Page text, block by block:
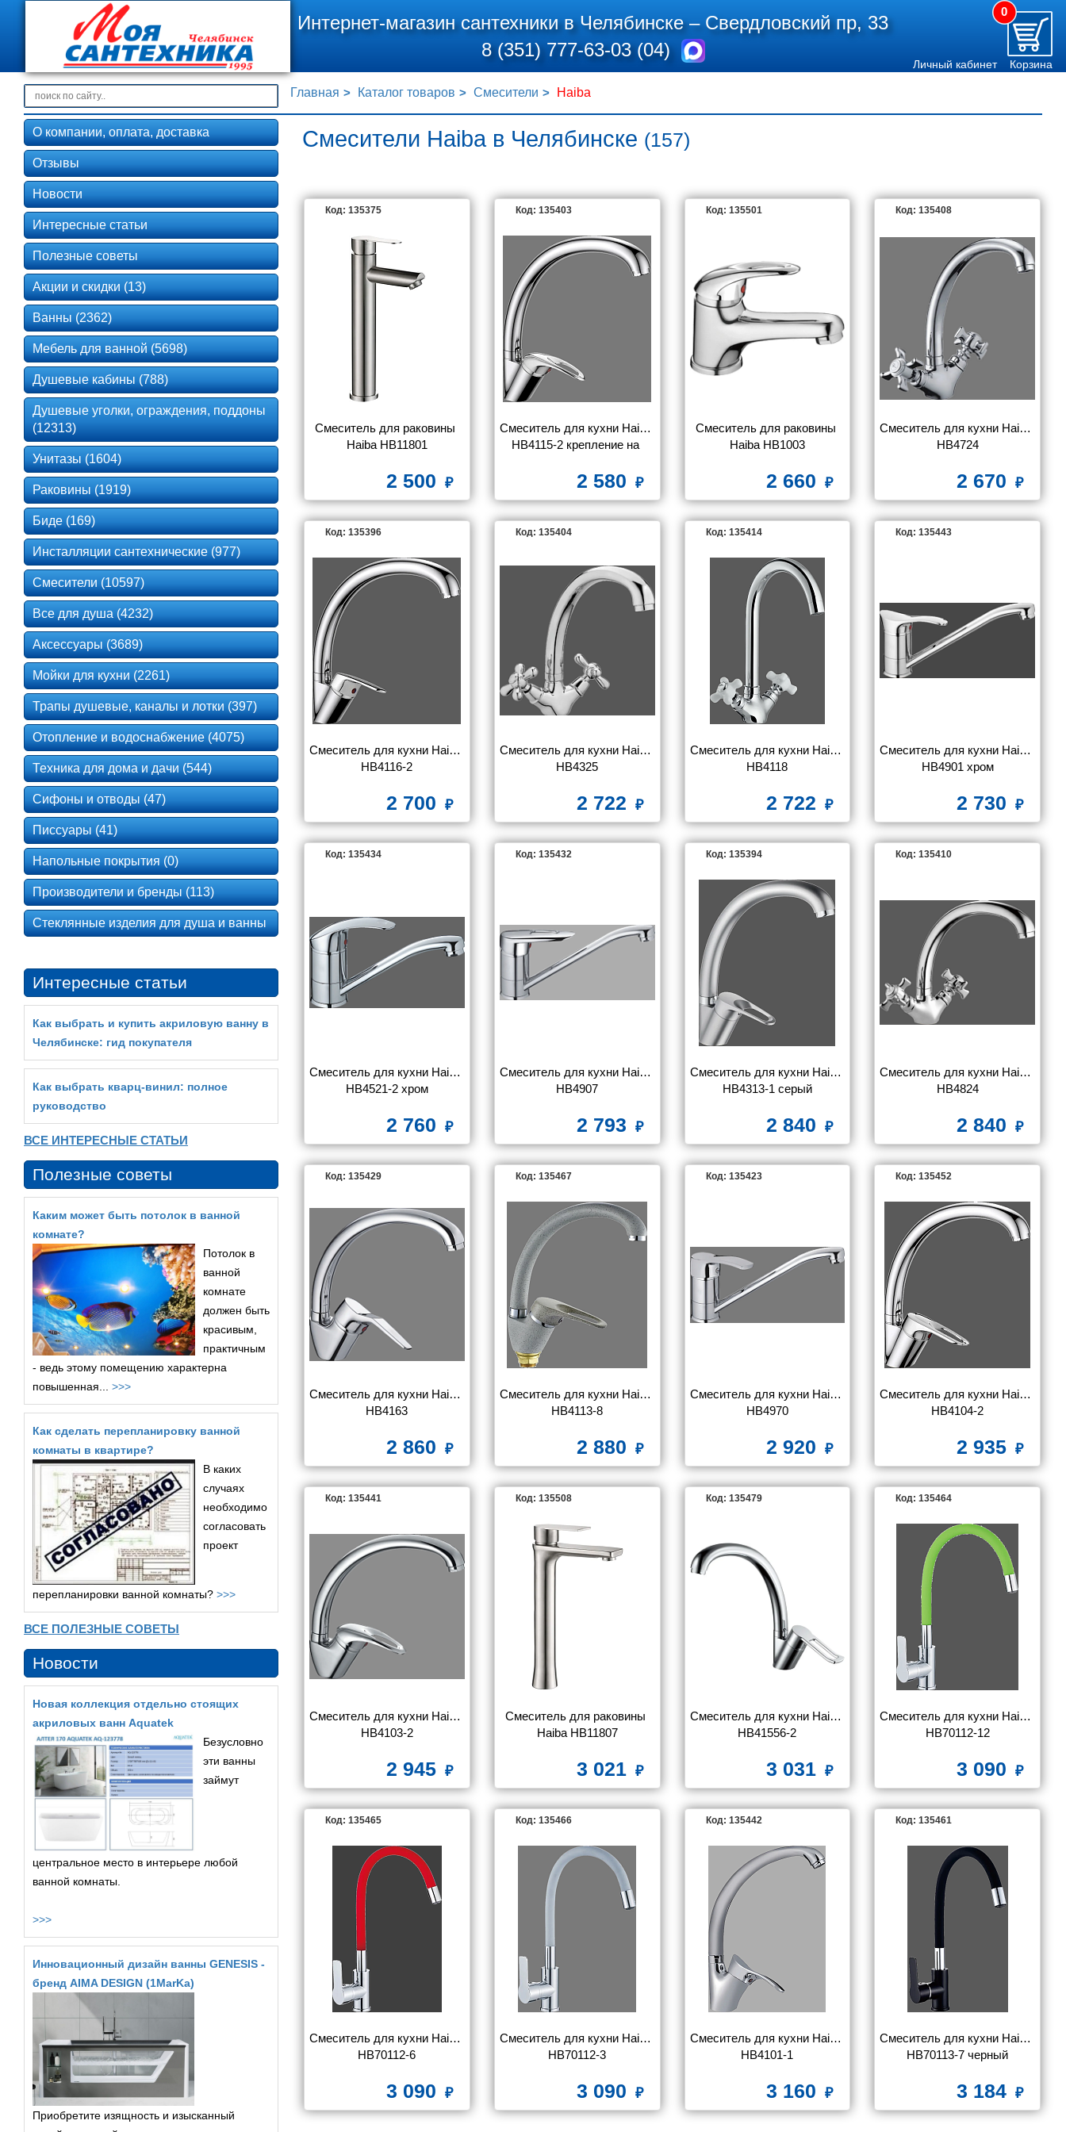
Интернет-магазин сантехники в Челябинске –Свердловский пр, 33
8 (351) 777-63-03 (04)
0
Личный кабинет Корзина
Главная Каталог товаров Смесители Haiba
Смесители Haiba в Челябинске (157)
Код: 135375
Смеситель для раковины
Haiba HB11801
2 500
Код: 135403
Смеситель для кухни Haiba
HB4115-2 крепление на
2 580
Код: 135501
Смеситель для раковины
Haiba HB1003
2 660
Код: 135408
Смеситель для кухни Haiba
HB4724
2 670
Код: 135396
Смеситель для кухни Haiba
HB4116-2
2 700
Код: 135404
Смеситель для кухни Haiba
HB4325
2 722
Код: 135414
Смеситель для кухни Haiba
HB4118
2 722
Код: 135443
Смеситель для кухни Haiba
HB4901 хром
2 730
Код: 135434
Смеситель для кухни Haiba
HB4521-2 хром
2 760
Код: 135432
Смеситель для кухни Haiba
HB4907
2 793
Код: 135394
Смеситель для кухни Haiba
HB4313-1 серый
2 840
Код: 135410
Смеситель для кухни Haiba
HB4824
2 840
Код: 135429
Смеситель для кухни Haiba
HB4163
2 860
Код: 135467
Смеситель для кухни Haiba
HB4113-8
2 880
Код: 135423
Смеситель для кухни Haiba
HB4970
2 920
Код: 135452
Смеситель для кухни Haiba
HB4104-2
2 935
Код: 135441
Смеситель для кухни Haiba
HB4103-2
2 945
Код: 135508
Смеситель для раковины
Haiba HB11807
3 021
Код: 135479
Смеситель для кухни Haiba
HB41556-2
3 031
Код: 135464
Смеситель для кухни Haiba
HB70112-12
3 090
Код: 135465
Смеситель для кухни Haiba
HB70112-6
3 090
Код: 135466
Смеситель для кухни Haiba
HB70112-3
3 090
Код: 135442
Смеситель для кухни Haiba
HB4101-1
3 160
Код: 135461
Смеситель для кухни Haiba
HB70113-7 черный
3 184
О компании, оплата, доставка
Отзывы
Новости
Интересные статьи
Полезные советы
Акции и скидки (13)
Ванны (2362)
Мебель для ванной (5698)
Душевые кабины (788)
Душевые уголки, ограждения, поддоны
(12313)
Унитазы (1604)
Раковины (1919)
Биде (169)
Инсталляции сантехнические (977)
Смесители (10597)
Все для душа (4232)
Аксессуары (3689)
Мойки для кухни (2261)
Трапы душевые, каналы и лотки (397)
Отопление и водоснабжение (4075)
Техника для дома и дачи (544)
Сифоны и отводы (47)
Писсуары (41)
Напольные покрытия (0)
Производители и бренды (113)
Стеклянные изделия для душа и ванны
Интересные статьи
Как выбрать и купить акриловую ванну в
Челябинске: гид покупателя
Как выбрать кварц‑винил: полное
руководство
ВСЕ ИНТЕРЕСНЫЕ СТАТЬИ
Полезные советы
Каким может быть потолок в ванной
комнате?
Потолок в
ванной
комнате
должен быть
красивым,
практичным
- ведь этому помещению характерна
повышенная... >>>
Как сделать перепланировку ванной
комнаты в квартире?
В каких
случаях
необходимо
согласовать
проект
перепланировки ванной комнаты? >>>
ВСЕ ПОЛЕЗНЫЕ СОВЕТЫ
Новости
Новая коллекция отдельно стоящих
акриловых ванн Aquatek
Безусловно
эти ванны
займут
центральное место в интерьере любой
ванной комнаты.
>>>
Инновационный дизайн ванны GENESIS -
бренд AIMA DESIGN (1MarKa)
Приобретите изящность и изысканный